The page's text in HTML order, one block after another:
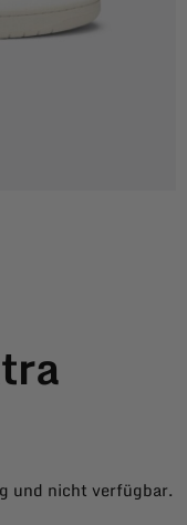
und nicht verfügbar.